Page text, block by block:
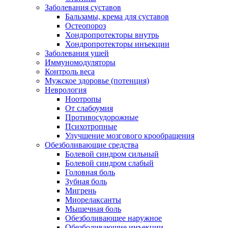
Заболевания суставов
Бальзамы, крема для суставов
Остеопороз
Хондропротекторы внутрь
Хондропротекторы инъекции
Заболевания ушей
Иммуномодуляторы
Контроль веса
Мужское здоровье (потенция)
Неврология
Ноотропы
От слабоумия
Противосудорожные
Психотропные
Улучшение мозгового крообращения
Обезболивающие средства
Болевой синдром сильный
Болевой синдром слабый
Головная боль
Зубная боль
Мигрень
Миорелаксанты
Мышечная боль
Обезболивающее наружное